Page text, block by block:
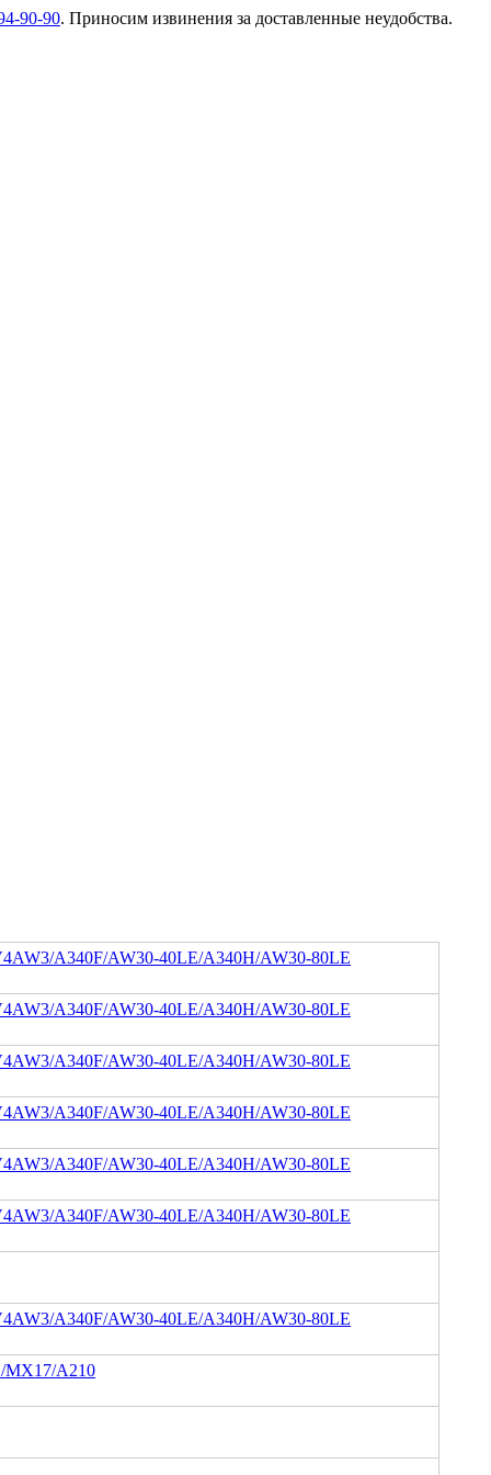
90-90. Приносим извинения за доставленные неудобства.
A340F/AW30-40LE/A340H/AW30-80LE
A340F/AW30-40LE/A340H/AW30-80LE
A340F/AW30-40LE/A340H/AW30-80LE
A340F/AW30-40LE/A340H/AW30-80LE
A340F/AW30-40LE/A340H/AW30-80LE
A340F/AW30-40LE/A340H/AW30-80LE
A340F/AW30-40LE/A340H/AW30-80LE
MX17/A210